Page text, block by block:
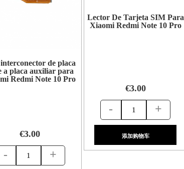
de placa
a placa auxiliar para
Redmi Note 10 Pro
€3.00
- +
Lector De Tarjeta SIM Para
Xiaomi Redmi Note 10 Pro
€3.00
- +
添加购物车